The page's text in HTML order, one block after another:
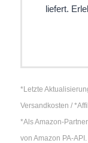
liefert.
*Letzte
Versandkosten /
*Als Amazon-
von Amazon PA-API.